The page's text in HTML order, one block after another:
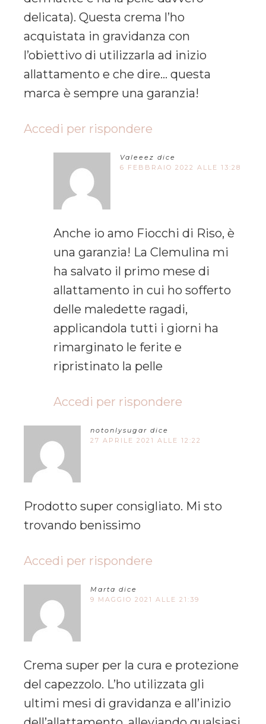
delicata). Questa crema l’ho
acquistata in gravidanza con
l’obiettivo di utilizzarla ad inizio
allattamento e che dire… questa
marca è sempre una garanzia!
Accedi per rispondere
Valeeez dice
6 FEBBRAIO 2022 ALLE 13:28
Anche io amo Fiocchi di Riso, è
una garanzia! La Clemulina mi
ha salvato il primo mese di
allattamento in cui ho sofferto
delle maledette ragadi,
applicandola tutti i giorni ha
rimarginato le ferite e
ripristinato la pelle
Accedi per rispondere
notonlysugar dice
27 APRILE 2021 ALLE 12:22
Prodotto super consigliato. Mi sto
trovando benissimo
Accedi per rispondere
Marta dice
9 MAGGIO 2021 ALLE 21:39
Crema super per la cura e protezione
del capezzolo. L’ho utilizzata gli
ultimi mesi di gravidanza e all’inizio